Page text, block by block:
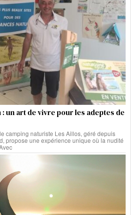
un art de vivre pour les adeptes de
camping naturiste Les Aillos, géré depuis
propose une expérience unique où la nudité